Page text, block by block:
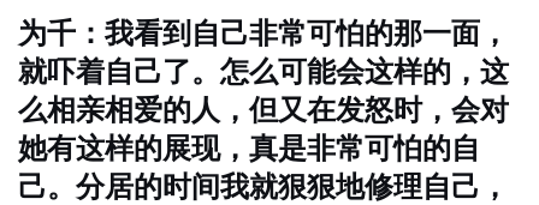
为千：我看到自己非常可怕的那一面，
就吓着自己了。怎么可能会这样的，这
么相亲相爱的人，但又在发怒时，会对
她有这样的展现，真是非常可怕的自
己。分居的时间我就狠狠地修理自己，